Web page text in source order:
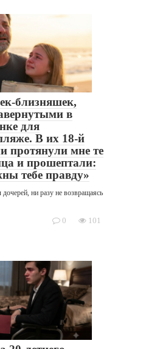
близняшек,
в
для
В их 18-й
протянули мне те
и прошептали:
тебе правду»
ни разу не возвращаясь
0 101